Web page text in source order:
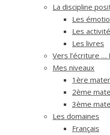
La discipline
Les
Les
Les livres
Vers l’écriture …
Mes niveaux
1ère
2ème
3ème
Les domaines
Français